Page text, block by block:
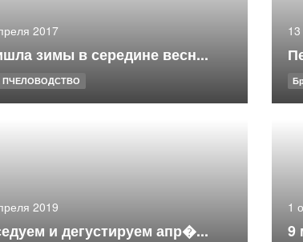
2017
зимы в середине весн...
ПЧЕЛОВОДСТВО
2019
и дегустируем апр�...
1
9